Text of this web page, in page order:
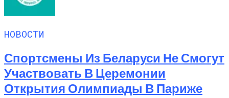
НОВОСТИ
Спортсмены Из Беларуси Не Смогут
Участвовать В Церемонии
Открытия Олимпиады В Париже